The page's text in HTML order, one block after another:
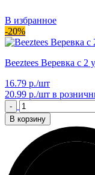
В избранное
-20%
Beeztees Веревка с 2
16.79 р./шт
20.99 р./шт в
-
В корзину